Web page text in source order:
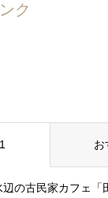
ク
お
辺の古民家カフェ「